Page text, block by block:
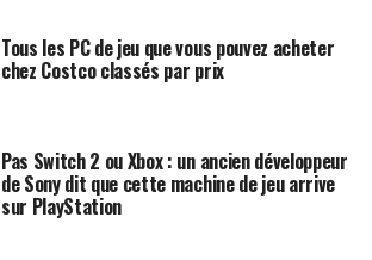
Tous les PC de jeu que vous pouvez acheter
chez Costco classés par prix
Pas Switch 2 ou Xbox : un ancien développeur
de Sony dit que cette machine de jeu arrive
sur PlayStation